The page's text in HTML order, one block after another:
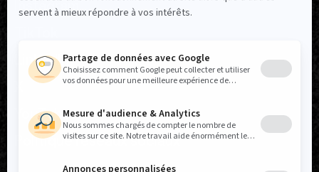
Instagram
LinkedIn
YouTube
Politique réseaux sociaux